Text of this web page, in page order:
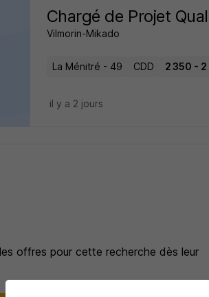
Chargé de Projet
Vilmorin-Mikado
La Ménitré - 49 CDD 2 350 -
il y a 2 jours
offres pour cette recherche dès leur